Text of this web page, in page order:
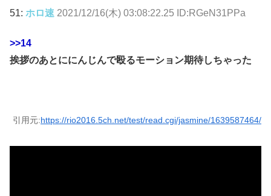
51: ホロ速 2021/12/16(木) 03:08:22.25 ID:RGeN31PPa
>>14
挨拶のあとににんじんで殴るモーション期待しちゃった
引用元:https://rio2016.5ch.net/test/read.cgi/jasmine/1639587464/